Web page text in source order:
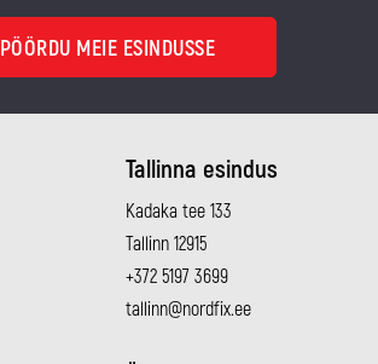
PÖÖRDU MEIE ESINDUSSE
Tallinna esindus
Kadaka tee 133
Tallinn 12915
+372 5197 3699
tallinn@nordfix.ee